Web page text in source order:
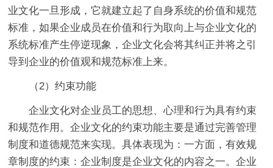
业文化一旦形成，它就建立起了自身系统的价值和规范
标准，如果企业成员在价值和行为取向上与企业文化的
系统标准产生停逆现象，企业文化会将其纠正并将之引
导到企业的价值观和规范标准上来。
（2）约束功能
企业文化对企业员工的思想、心理和行为具有约束
和规范作用。企业文化的约束功能主要是通过完善管理
制度和道德规范来实现。具体表现为：一方面，有效规
章制度的约束：企业制度是企业文化的内容之一。企业